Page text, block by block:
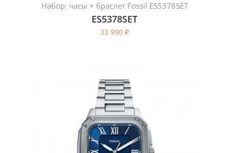
Набор: часы + браслет Fossil ES5378SET
ES5378SET
33 990 ₽